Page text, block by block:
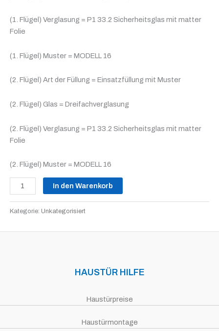
(1. Flügel) Verglasung = P1 33.2 Sicherheitsglas mit matter
Folie
(1. Flügel) Muster = MODELL 16
(2. Flügel) Art der Füllung = Einsatzfüllung mit Muster
(2. Flügel) Glas = Dreifachverglasung
(2. Flügel) Verglasung = P1 33.2 Sicherheitsglas mit matter
Folie
(2. Flügel) Muster = MODELL 16
In den Warenkorb
Kategorie: Unkategorisiert
HAUSTÜR HILFE
Haustürpreise
Haustürmontage